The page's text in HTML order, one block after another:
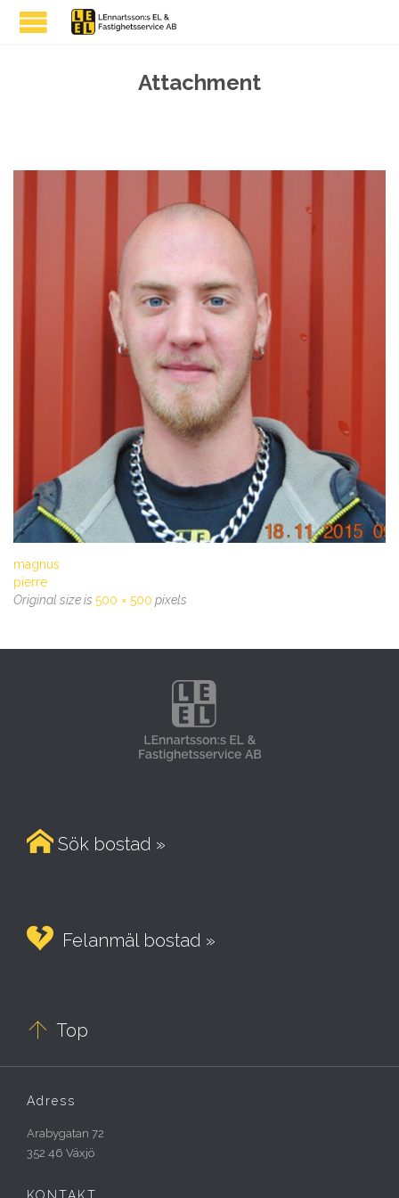
Attachment
magnus
pierre
Original size is 500 × 500 pixels
 Sök bostad »
 Felanmäl bostad »
 Top
Adress
Arabygatan 72
352 46 Växjö